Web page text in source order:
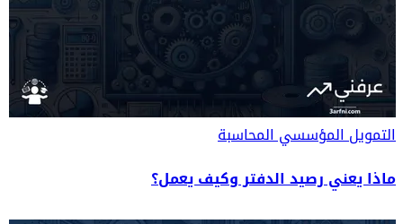
التمويل المؤسسيالمحاسبة
ماذا يعني رصيد الدفتر وكيف يعمل؟